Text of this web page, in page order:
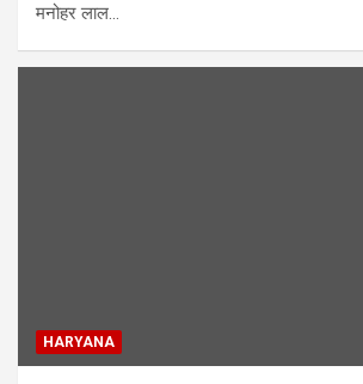
मनोहर लाल…
HARYANA